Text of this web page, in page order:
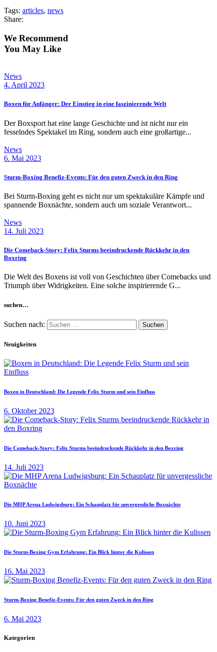
Tags: articles, news
Share:
We Recommend
You May Like
News
4. April 2023
Boxen für Anfänger: Der Einstieg in eine faszinierende Welt
Der Boxsport hat eine lange Geschichte und ist nicht nur ein
fesselndes Spektakel im Ring, sondern auch eine großartige...
News
6. Mai 2023
Sturm-Boxing Benefiz-Events: Für den guten Zweck in den Ring
Bei Sturm-Boxing geht es nicht nur um spektakuläre Kämpfe und
spannende Boxnächte, sondern auch um soziale Verantwort...
News
14. Juli 2023
Die Comeback-Story: Felix Sturms beeindruckende Rückkehr in den
Boxring
Die Welt des Boxens ist voll von Geschichten über Comebacks und
Triumph über Widrigkeiten. Eine solche inspirierende G...
suchen…
Suchen nach:
Neuigkeiten
Boxen in Deutschland: Die Legende Felix Sturm und sein Einfluss
6. Oktober 2023
Die Comeback-Story: Felix Sturms beeindruckende Rückkehr in den Boxring
14. Juli 2023
Die MHP Arena Ludwigsburg: Ein Schauplatz für unvergessliche Boxnächte
10. Juni 2023
Die Sturm-Boxing Gym Erfahrung: Ein Blick hinter die Kulissen
16. Mai 2023
Sturm-Boxing Benefiz-Events: Für den guten Zweck in den Ring
6. Mai 2023
Kategorien